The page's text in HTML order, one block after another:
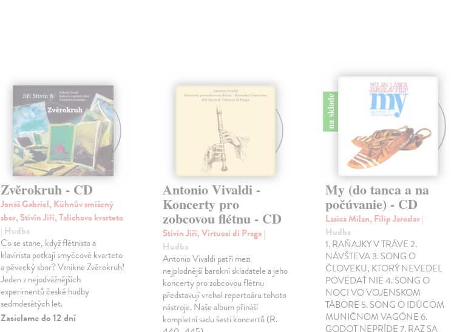
Zvěrokruh - CD
Jonáš Gabriel, Kühnův smíšený
sbor, Stivín Jiří, Talichovo kvarteto
| Hudba
Co se stane, když flétnista a
klavírista potkají smyčcové kvarteto
a pěvecký sbor? Vznikne Zvěrokruh!
Jeden z nejodvážnějších
experimentů české hudby
sedmdesátých let.
Zasielame do 12 dní
Antonio Vivaldi -
Koncerty pro
zobcovou flétnu - CD
Stivín Jiří, Virtuosi di Praga|
Hudba
Antonio Vivaldi patří mezi
nejplodnější barokní skladatele a jeho
koncerty pro zobcovou flétnu
představují vrchol repertoáru tohoto
nástroje. Naše album přináší
kompletní sadu šesti koncertů (R.
na sklade
My (do tanca a na
počúvanie) - CD
Lasica Milan, Filip Jaroslav|
Hudba
1. RAŇAJKY V TRÁVE 2.
NÁVŠTEVA 3. SONG O
ČLOVEKU, KTORÝ NEVEDEL
POVEDAŤ NIE 4. SONG O
NOCI VO VOJENSKOM
TÁBORE 5. SONG O IDÚCOM
MUNIČNOM VAGÓNE 6.
GODOT NEPRÍDE 7. RAZ SA